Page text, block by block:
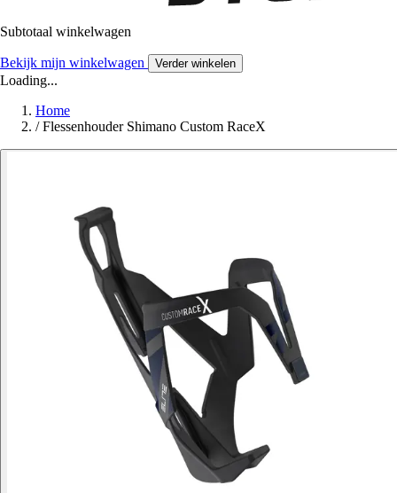
Subtotaal winkelwagen
Bekijk mijn winkelwagen Verder winkelen
Loading...
Home
/ Flessenhouder Shimano Custom RaceX